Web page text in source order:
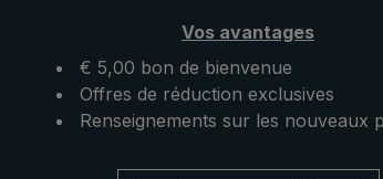
De plus, son
est souligné par
de fermeture avec un
Vos avantages
€ 5,00 bon de bienvenue
Offres de réduction exclusives
Renseignements sur les nouveaux